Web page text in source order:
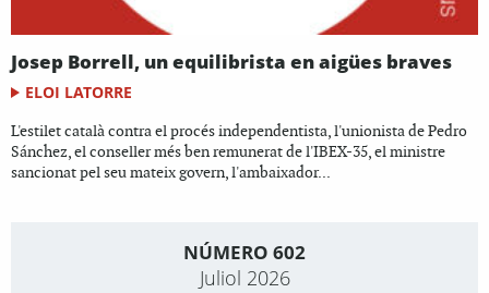
Josep Borrell, un equilibrista en aigües braves
ELOI LATORRE
L'estilet català contra el procés independentista, l'unionista de Pedro
Sánchez, el conseller més ben remunerat de l'IBEX-35, el ministre
sancionat pel seu mateix govern, l'ambaixador...
NÚMERO 602
Juliol 2026